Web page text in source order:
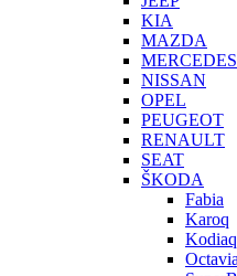
KIA
MAZDA
NISSAN
OPEL
PEUGEOT
RENAULT
SEAT
ŠKODA
Fabia
Karoq
Kodiaq
Octavia